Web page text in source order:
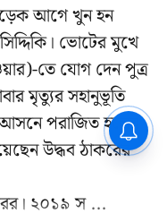
দেড়েক আগে খুন হন
সিদ্দিকি। ভোটের মুখে
তে যোগ দেন পুত্র
মৃত্যুর সহানুভূতি
আসনে পরাজিত হলেন
উদ্ধব ঠাকরের
২০১৯ স ...